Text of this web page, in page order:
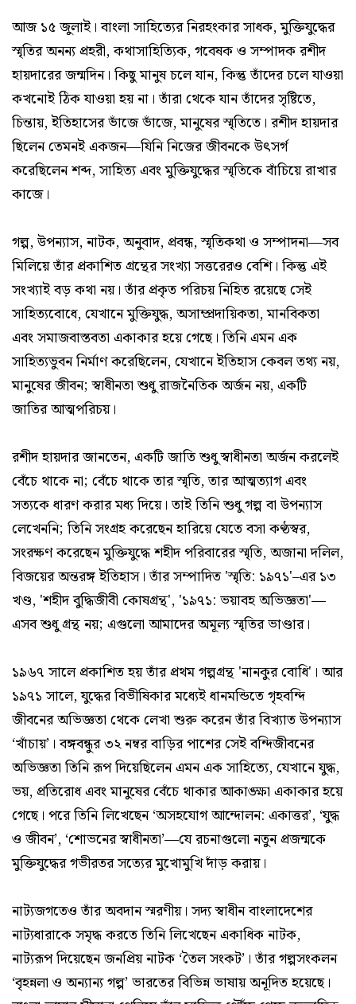
আজ ১৫ জুলাই। বাংলা সাহিত্যের নিরহংকার সাধক, মুক্তিযুদ্ধের
স্মৃতির অনন্য প্রহরী, কথাসাহিত্যিক, গবেষক ও সম্পাদক রশীদ
হায়দারের জন্মদিন। কিছু মানুষ চলে যান, কিন্তু তাঁদের চলে যাওয়া
কখনোই ঠিক যাওয়া হয় না। তাঁরা থেকে যান তাঁদের সৃষ্টিতে,
চিন্তায়, ইতিহাসের ভাঁজে ভাঁজে, মানুষের স্মৃতিতে। রশীদ হায়দার
ছিলেন তেমনই একজন—যিনি নিজের জীবনকে উৎসর্গ
করেছিলেন শব্দ, সাহিত্য এবং মুক্তিযুদ্ধের স্মৃতিকে বাঁচিয়ে রাখার
কাজে।
গল্প, উপন্যাস, নাটক, অনুবাদ, প্রবন্ধ, স্মৃতিকথা ও সম্পাদনা—সব
মিলিয়ে তাঁর প্রকাশিত গ্রন্থের সংখ্যা সত্তরেরও বেশি। কিন্তু এই
সংখ্যাই বড় কথা নয়। তাঁর প্রকৃত পরিচয় নিহিত রয়েছে সেই
সাহিত্যবোধে, যেখানে মুক্তিযুদ্ধ, অসাম্প্রদায়িকতা, মানবিকতা
এবং সমাজবাস্তবতা একাকার হয়ে গেছে। তিনি এমন এক
সাহিত্যভুবন নির্মাণ করেছিলেন, যেখানে ইতিহাস কেবল তথ্য নয়,
মানুষের জীবন; স্বাধীনতা শুধু রাজনৈতিক অর্জন নয়, একটি
জাতির আত্মপরিচয়।
রশীদ হায়দার জানতেন, একটি জাতি শুধু স্বাধীনতা অর্জন করলেই
বেঁচে থাকে না; বেঁচে থাকে তার স্মৃতি, তার আত্মত্যাগ এবং
সত্যকে ধারণ করার মধ্য দিয়ে। তাই তিনি শুধু গল্প বা উপন্যাস
লেখেননি; তিনি সংগ্রহ করেছেন হারিয়ে যেতে বসা কণ্ঠস্বর,
সংরক্ষণ করেছেন মুক্তিযুদ্ধে শহীদ পরিবারের স্মৃতি, অজানা দলিল,
বিজয়ের অন্তরঙ্গ ইতিহাস। তাঁর সম্পাদিত 'স্মৃতি: ১৯৭১'–এর ১৩
খণ্ড, 'শহীদ বুদ্ধিজীবী কোষগ্রন্থ', '১৯৭১: ভয়াবহ অভিজ্ঞতা'—
এসব শুধু গ্রন্থ নয়; এগুলো আমাদের অমূল্য স্মৃতির ভাণ্ডার।
১৯৬৭ সালে প্রকাশিত হয় তাঁর প্রথম গল্পগ্রন্থ 'নানকুর বোধি'। আর
১৯৭১ সালে, যুদ্ধের বিভীষিকার মধ্যেই ধানমন্ডিতে গৃহবন্দি
জীবনের অভিজ্ঞতা থেকে লেখা শুরু করেন তাঁর বিখ্যাত উপন্যাস
‘খাঁচায়’। বঙ্গবন্ধুর ৩২ নম্বর বাড়ির পাশের সেই বন্দিজীবনের
অভিজ্ঞতা তিনি রূপ দিয়েছিলেন এমন এক সাহিত্যে, যেখানে যুদ্ধ,
ভয়, প্রতিরোধ এবং মানুষের বেঁচে থাকার আকাঙ্ক্ষা একাকার হয়ে
গেছে। পরে তিনি লিখেছেন ‘অসহযোগ আন্দোলন: একাত্তর’, ‘যুদ্ধ
ও জীবন’, ‘শোভনের স্বাধীনতা’—যে রচনাগুলো নতুন প্রজন্মকে
মুক্তিযুদ্ধের গভীরতর সত্যের মুখোমুখি দাঁড় করায়।
নাট্যজগতেও তাঁর অবদান স্মরণীয়। সদ্য স্বাধীন বাংলাদেশের
নাট্যধারাকে সমৃদ্ধ করতে তিনি লিখেছেন একাধিক নাটক,
নাট্যরূপ দিয়েছেন জনপ্রিয় নাটক ‘তৈল সংকট’। তাঁর গল্পসংকলন
‘বৃহন্নলা ও অন্যান্য গল্প’ ভারতের বিভিন্ন ভাষায় অনূদিত হয়েছে।